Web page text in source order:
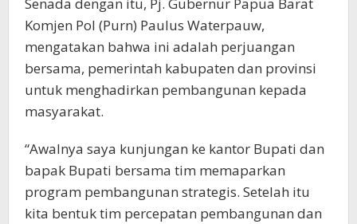
Komjen Pol (Purn) Paulus Waterpauw,
mengatakan bahwa ini adalah perjuangan
bersama, pemerintah kabupaten dan provinsi
untuk menghadirkan pembangunan kepada
masyarakat.
“Awalnya saya kunjungan ke kantor Bupati dan
bapak Bupati bersama tim memaparkan
program pembangunan strategis. Setelah itu
kita bentuk tim percepatan pembangunan dan